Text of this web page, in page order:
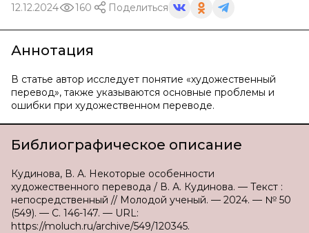
12.12.2024 160 Поделиться
Аннотация
В статье автор исследует понятие «художественный
перевод», также указываются основные проблемы и
ошибки при художественном переводе.
Библиографическое описание
Кудинова, В. А. Некоторые особенности
художественного перевода / В. А. Кудинова. — Текст :
непосредственный // Молодой ученый. — 2024. — № 50
(549). — С. 146-147. — URL:
https://moluch.ru/archive/549/120345.